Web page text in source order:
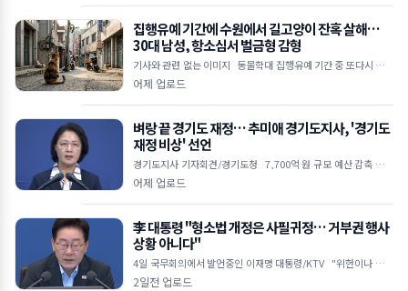
집행유예 기간에 수원에서 길고양이 잔혹 살해…
30대 남성, 항소심서 벌금형 감형
기사와 관련 없는 이미지 동물학대 집행유예 기간 중 또다시 고양
이 살해 범행 저질러 1심에서 징역 4개월 실형 선고받았으나 2심서
어제 업로드
벼랑 끝 경기도 재정… 추미애 경기도지사, '경기도
재정 비상' 선언
경기도지사 기자회견/경기도청 7,700억 원 규모 예산 감축 불가
피 지방채 발행 한도 턱밑… 기금 바닥나 업무 경비 축소 및 불요불
어제 업로드
李 대통령 "형소법 개정은 사필귀정… 거부권 행사
상황 아니다"
4일 국무회의에서 발언중인 이재명 대통령/KTV "위헌이나 집행
불능 등 입법권 부정할 정도 안 돼" 수사·기소 분리 강조하며 검찰
2일전 업로드